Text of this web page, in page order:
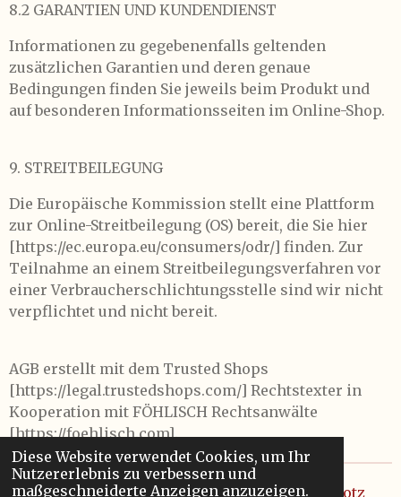
Diese Website verwendet Cookies, um Ihr
Nutzererlebnis zu verbessern und
maßgeschneiderte Anzeigen anzuzeigen.
8.2 GARANTIEN UND KUNDENDIENST
Informationen zu gegebenenfalls geltenden
zusätzlichen Garantien und deren genaue
Bedingungen finden Sie jeweils beim Produkt und
auf besonderen Informationsseiten im Online-Shop.
9. STREITBEILEGUNG
Die Europäische Kommission stellt eine Plattform
zur Online-Streitbeilegung (OS) bereit, die Sie hier
[https://ec.europa.eu/consumers/odr/] finden. Zur
Teilnahme an einem Streitbeilegungsverfahren vor
einer Verbraucherschlichtungsstelle sind wir nicht
verpflichtet und nicht bereit.
AGB erstellt mit dem Trusted Shops
[https://legal.trustedshops.com/] Rechtstexter in
Kooperation mit FÖHLISCH Rechtsanwälte
[https://foehlisch.com].
© 2022 - 2026 Buchautor & Selbstverlag Herklotz